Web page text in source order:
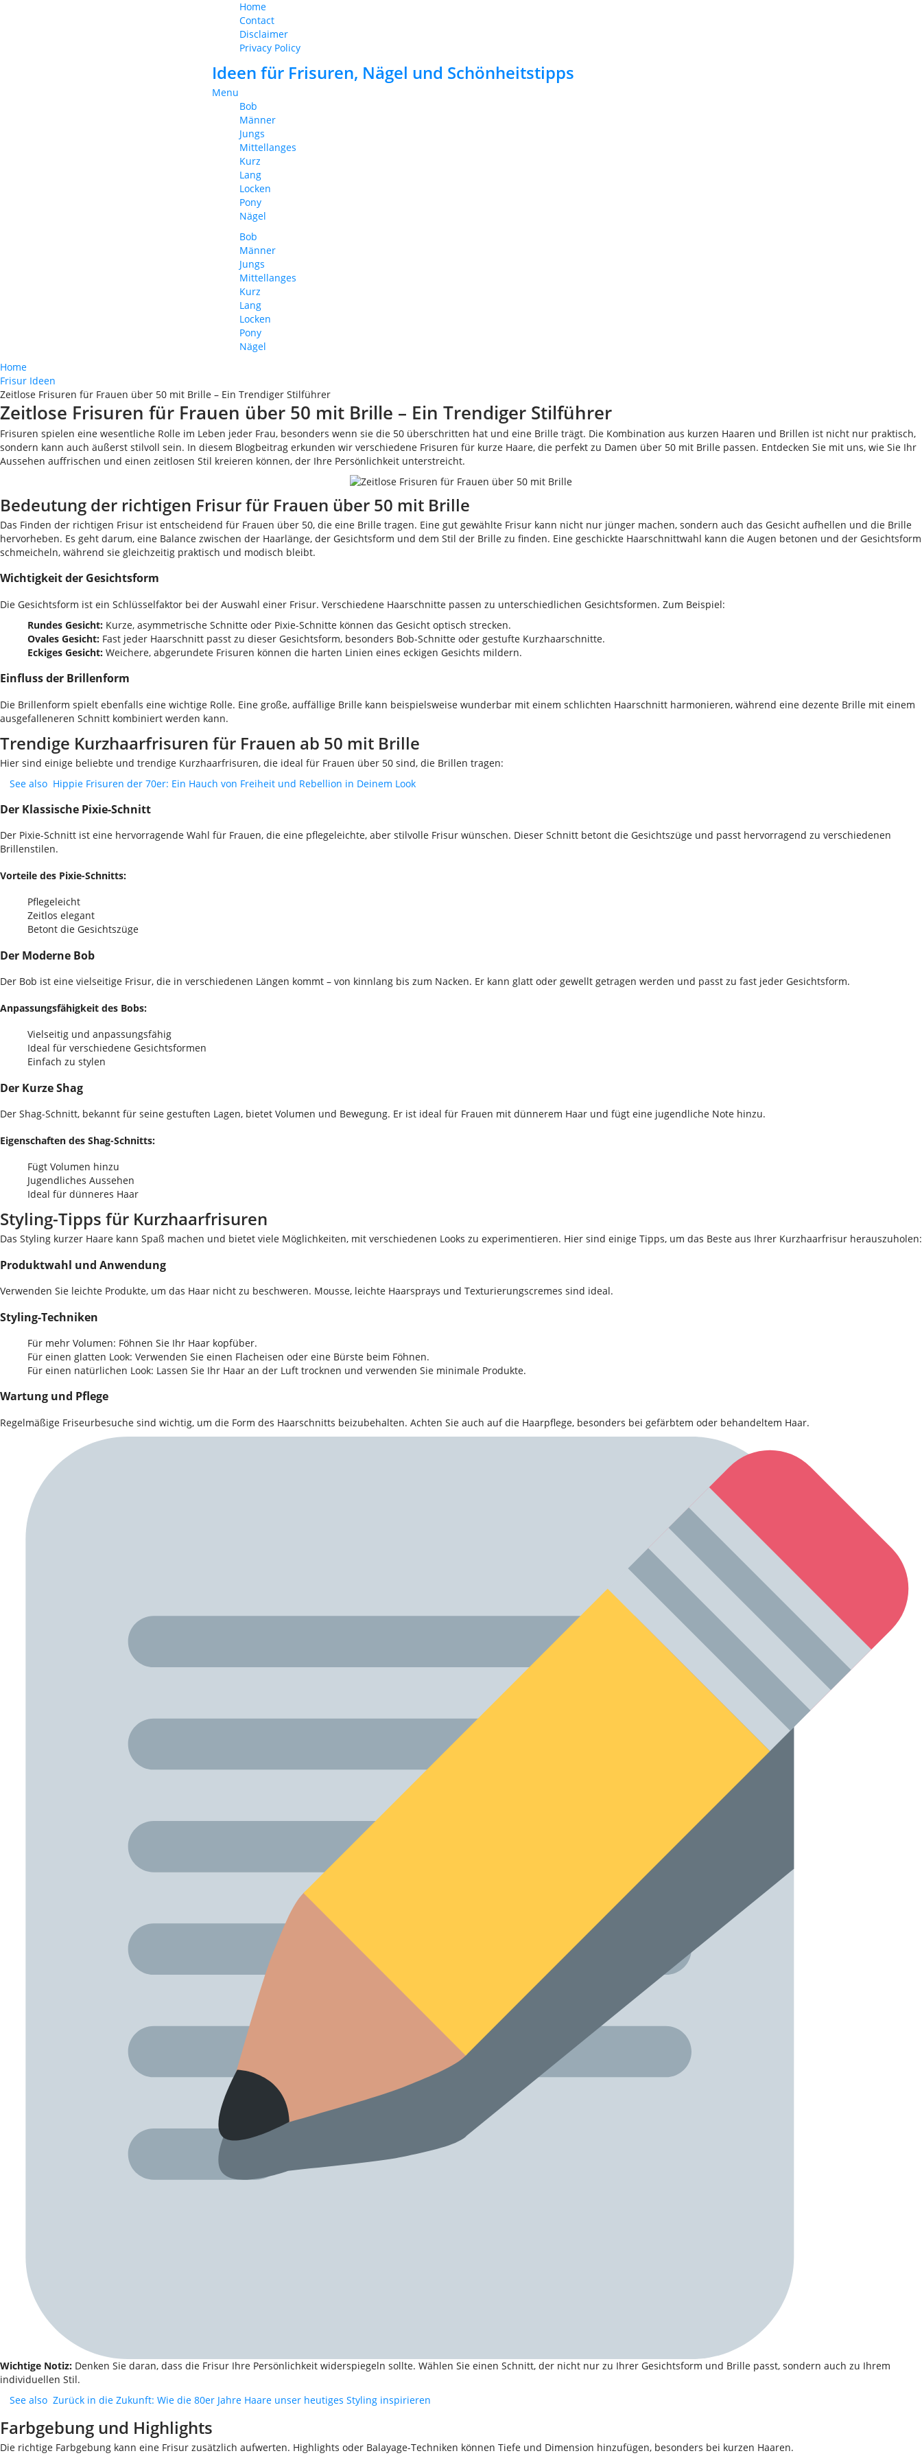
Home
Contact
Disclaimer
Privacy Policy
Ideen für Frisuren, Nägel und Schönheitstipps
Menu
Bob
Männer
Jungs
Mittellanges
Kurz
Lang
Locken
Pony
Nägel
Bob
Männer
Jungs
Mittellanges
Kurz
Lang
Locken
Pony
Nägel
Home
Frisur Ideen
Zeitlose Frisuren für Frauen über 50 mit Brille – Ein Trendiger Stilführer
Zeitlose Frisuren für Frauen über 50 mit Brille – Ein Trendiger Stilführer
Frisuren spielen eine wesentliche Rolle im Leben jeder Frau, besonders wenn sie die 50 überschritten hat und eine Brille trägt. Die Kombination aus kurzen Haaren und Brillen ist nicht nur praktisch,
sondern kann auch äußerst stilvoll sein. In diesem Blogbeitrag erkunden wir verschiedene Frisuren für kurze Haare, die perfekt zu Damen über 50 mit Brille passen. Entdecken Sie mit uns, wie Sie Ihr
Aussehen auffrischen und einen zeitlosen Stil kreieren können, der Ihre Persönlichkeit unterstreicht.
Bedeutung der richtigen Frisur für Frauen über 50 mit Brille
Das Finden der richtigen Frisur ist entscheidend für Frauen über 50, die eine Brille tragen. Eine gut gewählte Frisur kann nicht nur jünger machen, sondern auch das Gesicht aufhellen und die Brille
hervorheben. Es geht darum, eine Balance zwischen der Haarlänge, der Gesichtsform und dem Stil der Brille zu finden. Eine geschickte Haarschnittwahl kann die Augen betonen und der Gesichtsform
schmeicheln, während sie gleichzeitig praktisch und modisch bleibt.
Wichtigkeit der Gesichtsform
Die Gesichtsform ist ein Schlüsselfaktor bei der Auswahl einer Frisur. Verschiedene Haarschnitte passen zu unterschiedlichen Gesichtsformen. Zum Beispiel:
Rundes Gesicht: Kurze, asymmetrische Schnitte oder Pixie-Schnitte können das Gesicht optisch strecken.
Ovales Gesicht: Fast jeder Haarschnitt passt zu dieser Gesichtsform, besonders Bob-Schnitte oder gestufte Kurzhaarschnitte.
Eckiges Gesicht: Weichere, abgerundete Frisuren können die harten Linien eines eckigen Gesichts mildern.
Einfluss der Brillenform
Die Brillenform spielt ebenfalls eine wichtige Rolle. Eine große, auffällige Brille kann beispielsweise wunderbar mit einem schlichten Haarschnitt harmonieren, während eine dezente Brille mit einem
ausgefalleneren Schnitt kombiniert werden kann.
Trendige Kurzhaarfrisuren für Frauen ab 50 mit Brille
Hier sind einige beliebte und trendige Kurzhaarfrisuren, die ideal für Frauen über 50 sind, die Brillen tragen:
See also Hippie Frisuren der 70er: Ein Hauch von Freiheit und Rebellion in Deinem Look
Der Klassische Pixie-Schnitt
Der Pixie-Schnitt ist eine hervorragende Wahl für Frauen, die eine pflegeleichte, aber stilvolle Frisur wünschen. Dieser Schnitt betont die Gesichtszüge und passt hervorragend zu verschiedenen
Brillenstilen.
Vorteile des Pixie-Schnitts:
Pflegeleicht
Zeitlos elegant
Betont die Gesichtszüge
Der Moderne Bob
Der Bob ist eine vielseitige Frisur, die in verschiedenen Längen kommt – von kinnlang bis zum Nacken. Er kann glatt oder gewellt getragen werden und passt zu fast jeder Gesichtsform.
Anpassungsfähigkeit des Bobs:
Vielseitig und anpassungsfähig
Ideal für verschiedene Gesichtsformen
Einfach zu stylen
Der Kurze Shag
Der Shag-Schnitt, bekannt für seine gestuften Lagen, bietet Volumen und Bewegung. Er ist ideal für Frauen mit dünnerem Haar und fügt eine jugendliche Note hinzu.
Eigenschaften des Shag-Schnitts:
Fügt Volumen hinzu
Jugendliches Aussehen
Ideal für dünneres Haar
Styling-Tipps für Kurzhaarfrisuren
Das Styling kurzer Haare kann Spaß machen und bietet viele Möglichkeiten, mit verschiedenen Looks zu experimentieren. Hier sind einige Tipps, um das Beste aus Ihrer Kurzhaarfrisur herauszuholen:
Produktwahl und Anwendung
Verwenden Sie leichte Produkte, um das Haar nicht zu beschweren. Mousse, leichte Haarsprays und Texturierungscremes sind ideal.
Styling-Techniken
Für mehr Volumen: Föhnen Sie Ihr Haar kopfüber.
Für einen glatten Look: Verwenden Sie einen Flacheisen oder eine Bürste beim Föhnen.
Für einen natürlichen Look: Lassen Sie Ihr Haar an der Luft trocknen und verwenden Sie minimale Produkte.
Wartung und Pflege
Regelmäßige Friseurbesuche sind wichtig, um die Form des Haarschnitts beizubehalten. Achten Sie auch auf die Haarpflege, besonders bei gefärbtem oder behandeltem Haar.
Wichtige Notiz: Denken Sie daran, dass die Frisur Ihre Persönlichkeit widerspiegeln sollte. Wählen Sie einen Schnitt, der nicht nur zu Ihrer Gesichtsform und Brille passt, sondern auch zu Ihrem
individuellen Stil.
See also Zurück in die Zukunft: Wie die 80er Jahre Haare unser heutiges Styling inspirieren
Farbgebung und Highlights
Die richtige Farbgebung kann eine Frisur zusätzlich aufwerten. Highlights oder Balayage-Techniken können Tiefe und Dimension hinzufügen, besonders bei kurzen Haaren.